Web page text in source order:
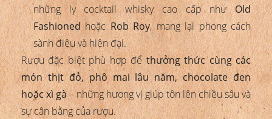
những ly cocktail whisky cao cấp nhưOld
FashionedhoặcRob Roy, mang lại phong cách
sành điệu và hiện đại.
Rượu đặc biệt phù hợp đểthưởng thức cùng các
món thịt đỏ, phô mai lâu năm, chocolate đen
hoặc xì gà– những hương vị giúp tôn lên chiều sâu và
sự cân bằng của rượu.